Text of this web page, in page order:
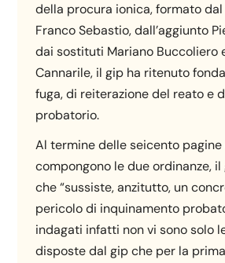
della procura ionica, formato
Franco Sebastio, dall’aggiunto
dai sostituti Mariano Buccoliero
Cannarile, il gip ha ritenuto
fuga, di reiterazione del reato e
probatorio.
Al termine delle seicento pagine
compongono le due ordinanze,
che “sussiste, anzitutto, un
pericolo di inquinamento
indagati infatti non vi sono solo
disposte dal gip che per la